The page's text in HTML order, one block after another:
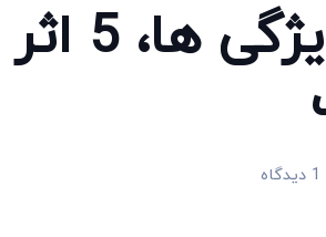
موسیقی باروک چیست؟ ویژگی ها، 5 اثر
1 دیدگاه